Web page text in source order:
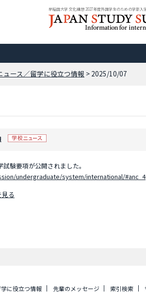
早稲田大学 文化構想 2027年度外国学生のための学部入
ュース／留学に役立つ情報 > 2025/10/07
験要項が公開されました。
undergraduate/system/international/#anc_4
る
に役立つ情報 先輩のメッセージ 索引検索